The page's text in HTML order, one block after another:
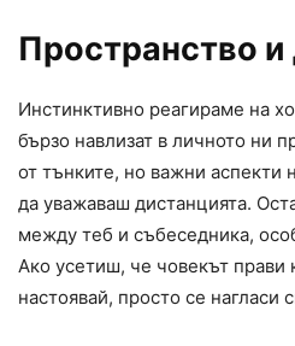
Пространство и
Инстинктивно реагираме на
бързо навлизат в личното ни
от тънките, но важни аспекти
да уважаваш дистанцията.
между теб и събеседника,
Ако усетиш, че човекът прави
настоявай, просто се нагласи